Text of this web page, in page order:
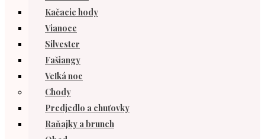
Kačacie hody
Vianoce
Silvester
Fašiangy
Veľká noc
Chody
Predjedlo a chuťovky
Raňajky a brunch